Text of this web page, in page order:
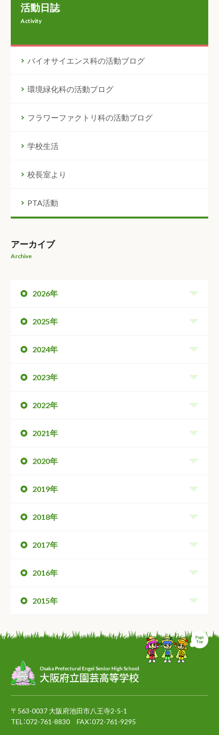
活動日誌
Activity
バイオサイエンス科の活動ブログ
環境緑化科の活動ブログ
フラワーファクトリ科の活動ブログ
学校生活
校長室より
PTA活動
アーカイブ
Archive
2026年
2025年
2024年
2023年
2022年
2021年
2020年
2019年
2018年
2017年
2016年
2015年
ペ
〒563-0037 大阪府池田市八王寺2-5-1
TEL：072-761-8830 FAX：072-761-9295